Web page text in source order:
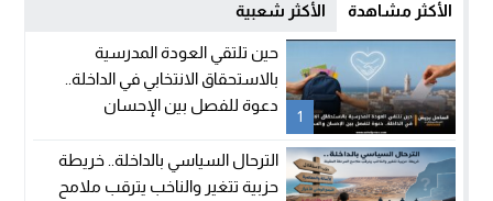
الأكثر مشاهدة الأكثر شعبية
1
حين تلتقي العودة المدرسية
بالاستحقاق الانتخابي في الداخلة..
دعوة للفصل بين الإحسان
الترحال السياسي بالداخلة.. خريطة
حزبية تتغير والناخب يترقب ملامح